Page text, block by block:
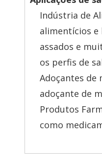
Indústria de
alimentícios e
assados ​​e
os perfis de
Adoçantes de
adoçante de
Produtos
como